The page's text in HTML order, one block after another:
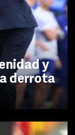
y
derrota